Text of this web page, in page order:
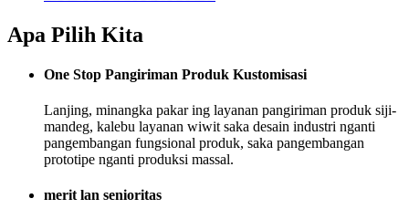
Apa Pilih Kita
One Stop Pangiriman Produk Kustomisasi
Lanjing, minangka pakar ing layanan pangiriman produk siji-
mandeg, kalebu layanan wiwit saka desain industri nganti
pangembangan fungsional produk, saka pangembangan
prototipe nganti produksi massal.
merit lan senioritas